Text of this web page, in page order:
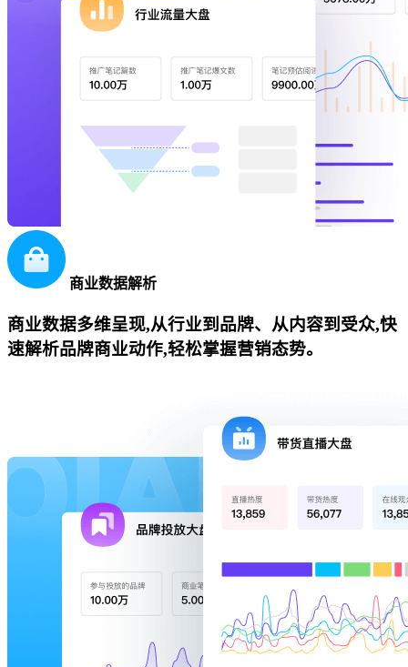
商业数据解析
商业数据多维呈现,从行业到品牌、从内容到受众,快
速解析品牌商业动作,轻松掌握营销态势。